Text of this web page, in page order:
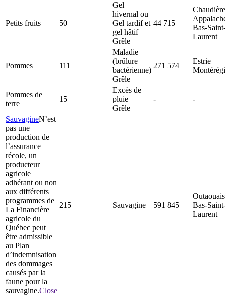
Petits fruits 50
Gel
hivernal ou
Gel tardif et
gel hâtif
Grêle
44 715
Bas-
Laurent
Pommes 111
Maladie
(brûlure
bactérienne)
Grêle
271 574
Estrie
Pommes de
terre
15
Excès de
pluie
Grêle
- -
SauvagineN’est
pas une
production de
l’assurance
récole, un
producteur
agricole
adhérant ou non
aux différents
programmes de
La Financière
agricole du
Québec peut
être admissible
au Plan
d’indemnisation
des dommages
causés par la
faune pour la
sauvagine.Close
215 Sauvagine 591 845
Outaouais
Bas-
Laurent